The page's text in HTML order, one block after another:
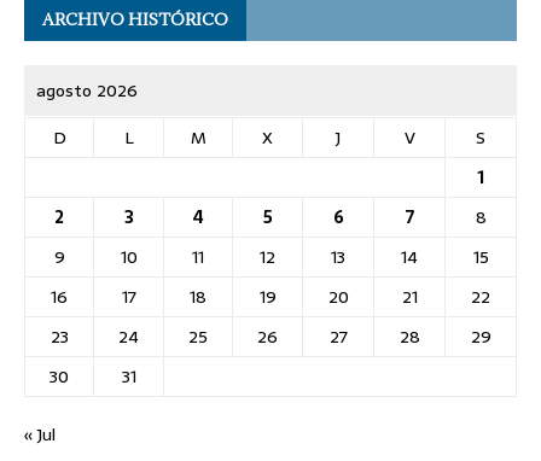
ARCHIVO HISTÓRICO
agosto 2026
D
L M X J V
S
1
2
3 4 5 6 7
8
9
10 11 12 13 14
15
16
17 18 19 20 21
22
23
24 25 26 27 28
29
30
31
« Jul